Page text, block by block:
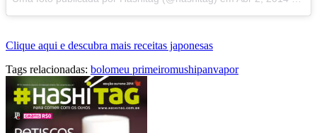
Clique aqui e descubra mais receitas japonesas
Tags relacionadas: bolomeu primeiromushipanvapor